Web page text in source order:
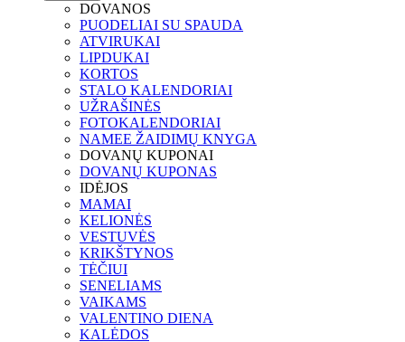
DOVANOS
PUODELIAI SU SPAUDA
ATVIRUKAI
LIPDUKAI
KORTOS
STALO KALENDORIAI
UŽRAŠINĖS
FOTOKALENDORIAI
NAMEE ŽAIDIMŲ KNYGA
DOVANŲ KUPONAI
DOVANŲ KUPONAS
IDĖJOS
MAMAI
KELIONĖS
VESTUVĖS
KRIKŠTYNOS
TĖČIUI
SENELIAMS
VAIKAMS
VALENTINO DIENA
KALĖDOS